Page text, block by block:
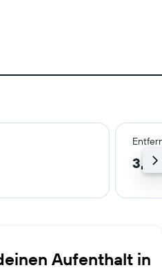
3,6
Aufenthalt in